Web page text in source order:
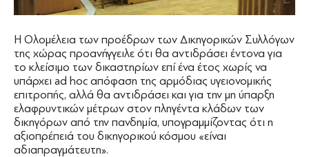
Η Ολομέλεια των προέδρων των Δικηγορικών Συλλόγων
της χώρας προανήγγειλε ότι θα αντιδράσει έντονα για
το κλείσιμο των δικαστηρίων επί ένα έτος χωρίς να
υπάρχει ad hoc απόφαση της αρμόδιας υγειονομικής
επιτροπής, αλλά θα αντιδράσει και για την μη ύπαρξη
ελαφρυντικών μέτρων στον πληγέντα κλάδων των
δικηγόρων από την πανδημία, υπογραμμίζοντας ότι η
αξιοπρέπειά του δικηγορικού κόσμου «είναι
αδιαπραγμάτευτη».